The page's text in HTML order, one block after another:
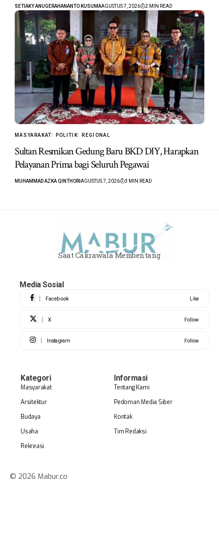
SETIAKY ANUGERAHANANTO KUSUMAAGUSTUS 7, 2026 2 MIN READ
MASYARAKAT POLITIK REGIONAL
Sultan Resmikan Gedung Baru BKD DIY, Harapkan
Pelayanan Prima bagi Seluruh Pegawai
MUHAMMAD AZKA QINTHORI AGUSTUS 7, 2026 3 MIN READ
Saat Cakrawala Membentang
Media Sosial
Facebook Like
X Follow
Instagram Follow
Kategori
Masyarakat
Arsitektur
Budaya
Usaha
Rekreasi
Informasi
Tentang Kami
Pedoman Media Siber
Kontak
Tim Redaksi
© 2026 Mabur.co